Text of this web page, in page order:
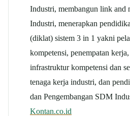
Industri, membangun link and
Industri, menerapkan
(diklat) sistem 3 in 1 yakni
kompetensi, penempatan
infrastruktur kompetensi dan
tenaga kerja industri, dan
dan Pengembangan SDM
Kontan.co.id